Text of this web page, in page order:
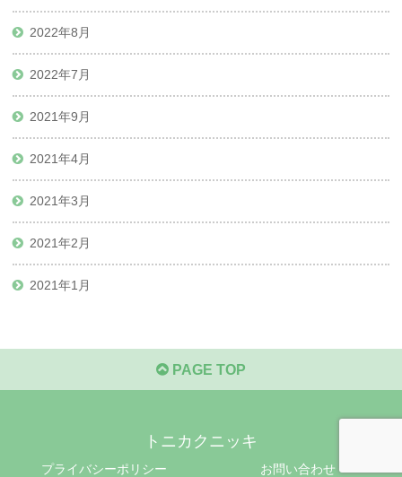
2022年8月
2022年7月
2021年9月
2021年4月
2021年3月
2021年2月
2021年1月
PAGE TOP
トニカクニッキ
プライバシーポリシー お問い合わせ